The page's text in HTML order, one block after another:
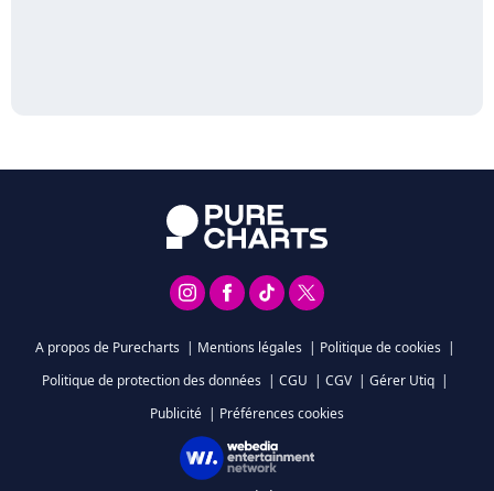
A propos de Purecharts | Mentions légales | Politique de cookies |
Politique de protection des données | CGU | CGV | Gérer Utiq |
Publicité | Préférences cookies